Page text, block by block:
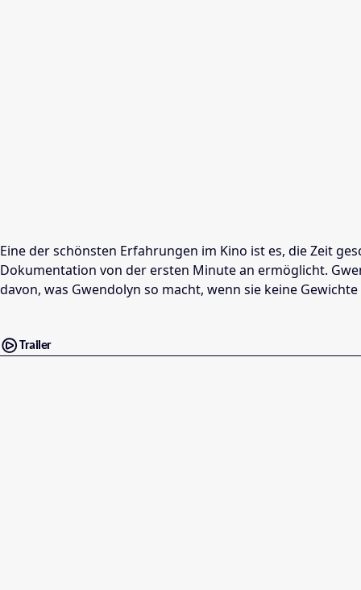
Eine der schönsten Erfahrungen im Kino ist es, die Zeit
Dokumentation von der ersten Minute an ermöglicht.
davon, was Gwendolyn so macht, wenn sie keine
Trailer